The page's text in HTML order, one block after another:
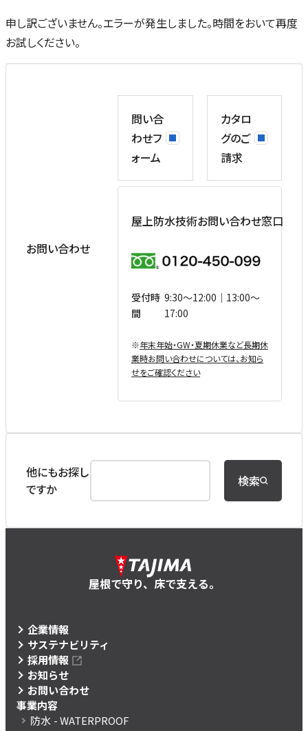
申し訳ございません。エラーが発生しました。時間をおいて再度
お試しください。
お問い合わせ
問い合
わせフ
ォーム
カタロ
グのご
請求
屋上防水技術お問い合わせ窓口
受付時
間
9:30〜12:00｜13:00〜
17:00
※年末年始・GW・夏期休業など⻑期休
業時お問い合わせについては、お知ら
せをご確認ください
他にもお探し
ですか
検索
屋根で守り、床で支える。
企業情報
サステナビリティ
採用情報
お知らせ
お問い合わせ
事業内容
防水 - WATERPROOF